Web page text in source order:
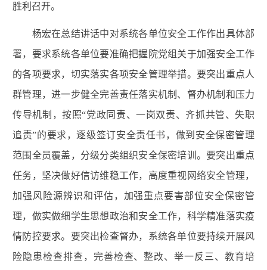
胜利召开。
杨宏在总结讲话中对系统各单位安全工作作出具体部
署，要求系统各单位要准确把握院党组关于加强安全工作
的各项要求，切实落实各项安全管理举措。要突出重点人
群管理，进一步健全完善责任落实机制、督办机制和压力
传导机制，按照“党政同责、一岗双责、齐抓共管、失职
追责”的要求，逐级签订安全责任书，做到安全保密管理
范围全员覆盖，分级分类组织安全保密培训。要突出重点
任务，坚决做好信访维稳工作，高度重视网络安全管理，
加强风险源辨识和评估，加强重点要害部位安全保密管
理，做实做细学生思想政治和安全工作，科学精准落实疫
情防控要求。要突出检查督办，系统各单位要持续开展风
险隐患检查排查，完善检查、整改、举一反三、教育培